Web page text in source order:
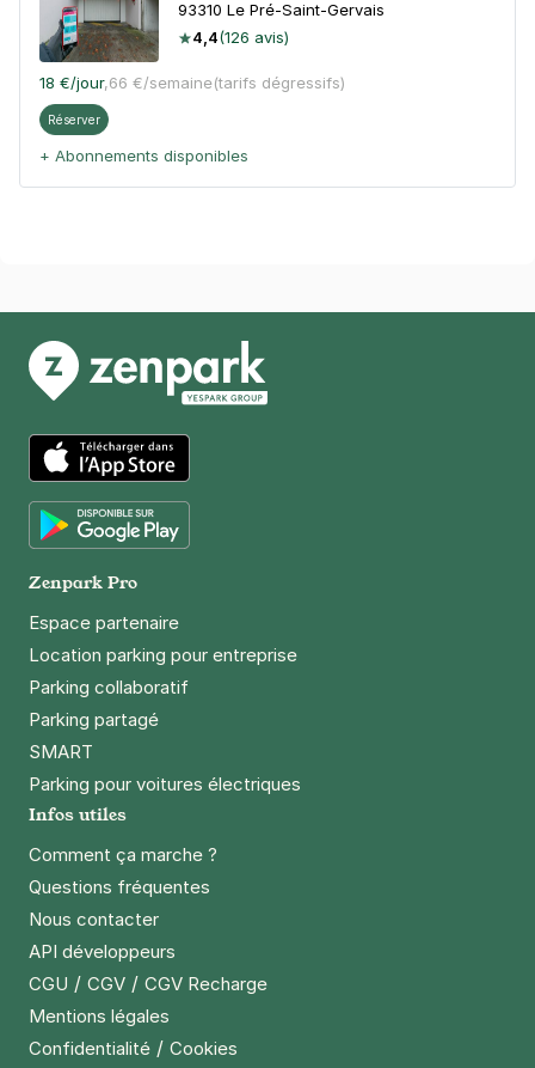
93310 Le Pré-Saint-Gervais
4,4(126 avis)
18 €/jour,66 €/semaine(tarifs dégressifs)
Réserver
+ Abonnements disponibles
18 € /jour,66 €/semaine (tarifs dégressifs)
Réserver
+ Abonnements disponibles
Métro Hoche - 62 64 avenue Jean
Lolive - Pantin
2 €/heure,18 €/jour,66 €/semaine(tarifs dégressifs)
61 avenue Jean Lolive
93500
18 €/jour,66 €/semaine
Réserver
+ Abonnements disponibles
App Store
Zenpark Pro
Espace partenaire
Location parking pour entreprise
Parking collaboratif
Parking partagé
SMART
Parking pour voitures électriques
Infos utiles
Comment ça marche ?
Questions fréquentes
Nous contacter
API développeurs
CGU / CGV / CGV Recharge
Mentions légales
Confidentialité / Cookies